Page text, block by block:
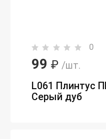
0
99 ₽ /шт.
L061 Плинтус
Серый дуб